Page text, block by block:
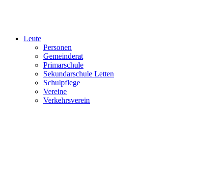
Leute
Personen
Gemeinderat
Primarschule
Sekundarschule Letten
Schulpflege
Vereine
Verkehrsverein